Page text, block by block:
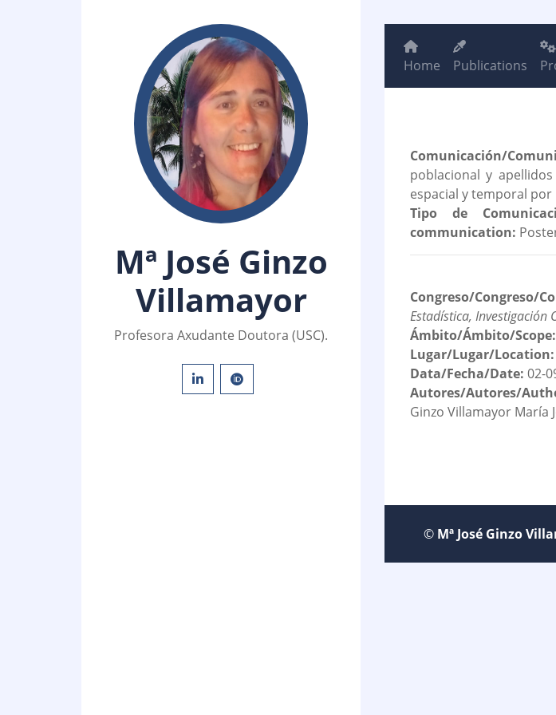
Mª José Ginzo
Villamayor
Profesora Axudante Doutora (USC).
Home Publications
Comunicación/
poblacional y
espacial y temporal
Tipo de
communication:
Congreso/Congreso/
Estadística, Investigación
Ámbito/Ámbito/Scope:
Lugar/Lugar/Location:
Data/Fecha/Date: 02-
Autores/Autores/
Ginzo Villamayor María
© Mª José Ginzo